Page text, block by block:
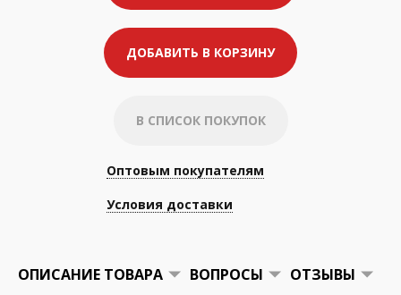
ДОБАВИТЬ В КОРЗИНУ
В СПИСОК ПОКУПОК
Оптовым покупателям
Условия доставки
ОПИСАНИЕ ТОВАРА ВОПРОСЫ ОТЗЫВЫ